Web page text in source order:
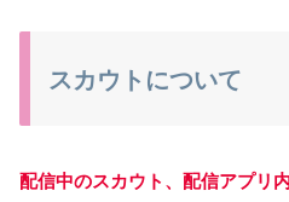
スカウトについて
配信中のスカウト、配信アプリ